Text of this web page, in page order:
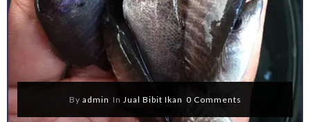
By admin In Jual Bibit Ikan 0 Comments